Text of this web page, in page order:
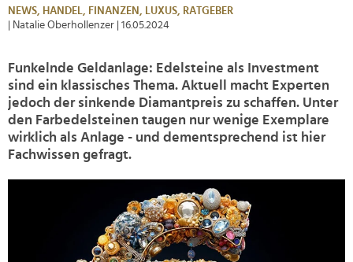
NEWS, HANDEL, FINANZEN, LUXUS, RATGEBER
| Natalie Oberhollenzer
| 16.05.2024
Funkelnde Geldanlage: Edelsteine als Investment
sind ein klassisches Thema. Aktuell macht Experten
jedoch der sinkende Diamantpreis zu schaffen. Unter
den Farbedelsteinen taugen nur wenige Exemplare
wirklich als Anlage - und dementsprechend ist hier
Fachwissen gefragt.